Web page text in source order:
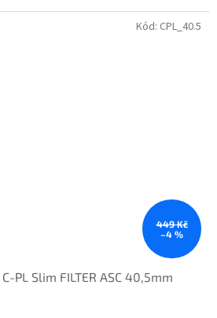
449 Kč
–4 %
PL Slim FILTER ASC 40,5mm
Kód: CPL_40.5